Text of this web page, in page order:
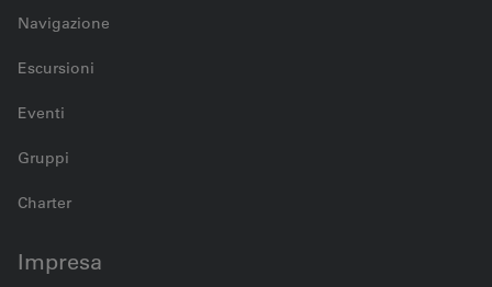
Navigazione
Escursioni
Eventi
Gruppi
Charter
Impresa